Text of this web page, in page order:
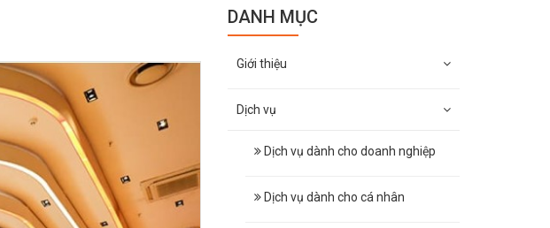
DANH MỤC
Giới thiệu
Dịch vụ
Dịch vụ dành cho doanh nghiệp
Dịch vụ dành cho cá nhân